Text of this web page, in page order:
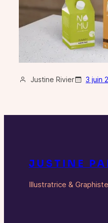
Justine Rivier 3 juin
JUSTINE
Illustratrice & Graphiste